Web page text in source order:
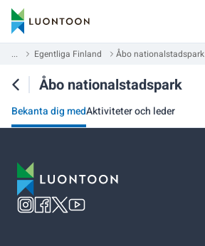
... Egentliga Finland Åbo na­tio­nal­stads­park
Åbo na­tio­nal­stads­park
Bekanta dig medAktiviteter och leder